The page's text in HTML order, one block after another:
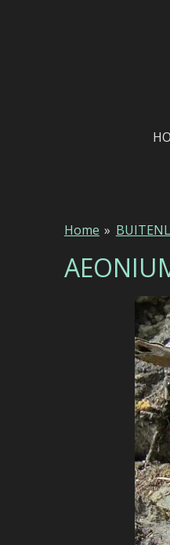
Home »